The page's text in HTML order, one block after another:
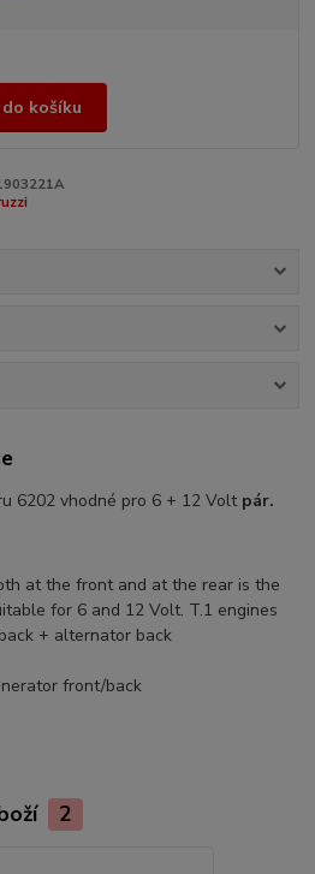
košíku
6202 vhodné pro 6 + 12 Volt pár.
at the front and at the rear is the
for 6 and 12 Volt. T.1 engines
+ alternator back
front/back
2